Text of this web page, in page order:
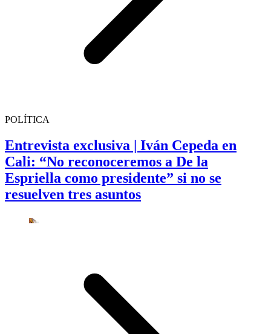
POLÍTICA
Entrevista exclusiva | Iván Cepeda en
Cali: “No reconoceremos a De la
Espriella como presidente” si no se
resuelven tres asuntos